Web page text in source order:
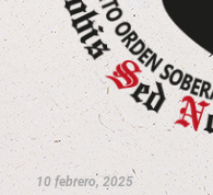
10 febrero, 2025